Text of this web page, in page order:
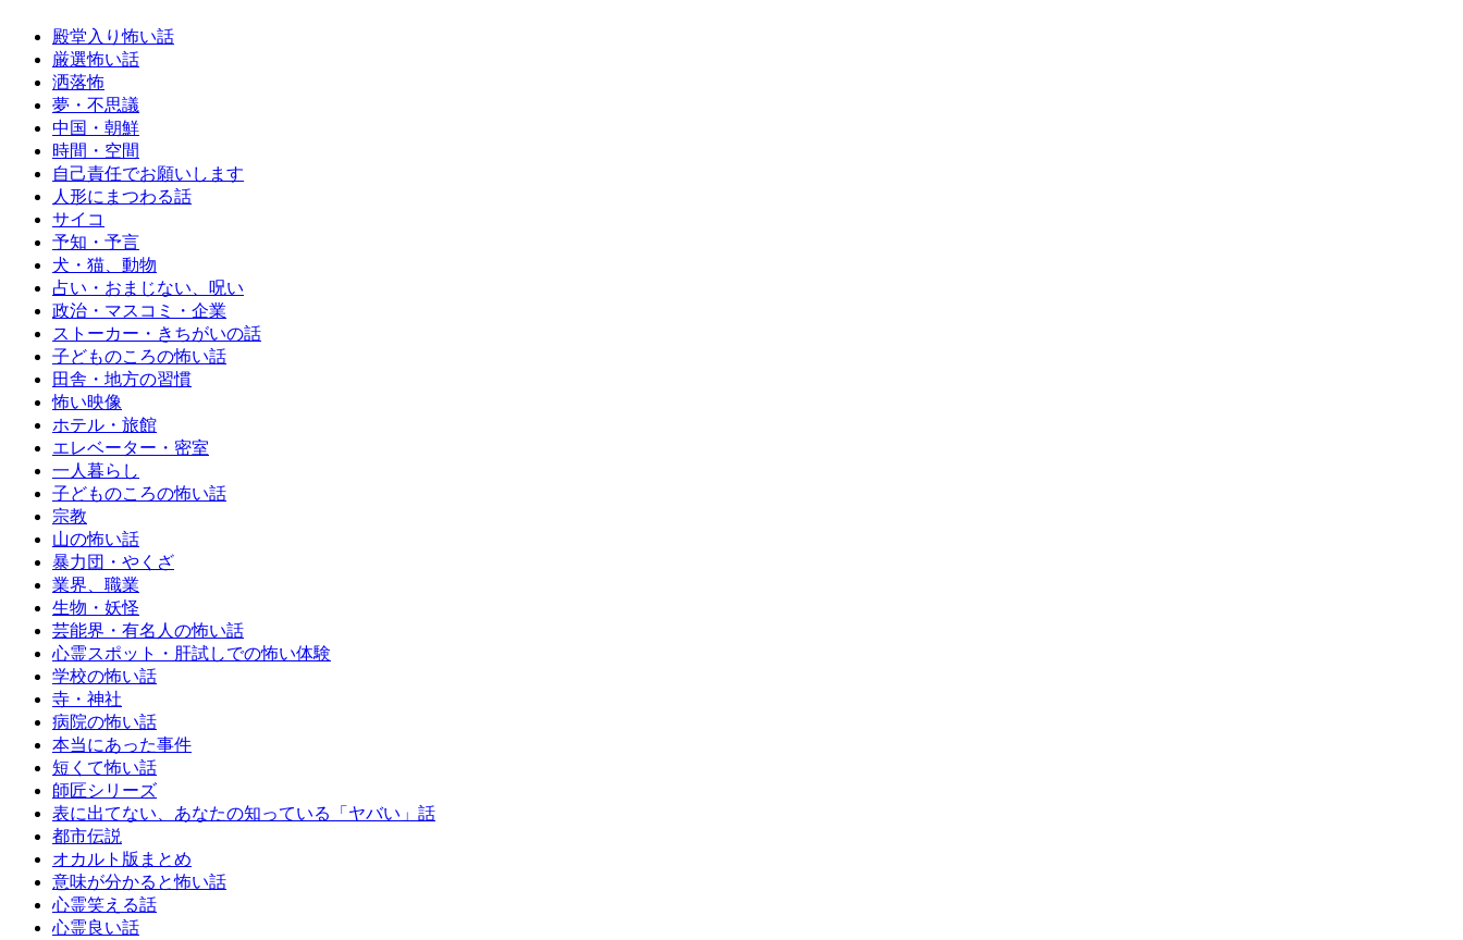
殿堂入り怖い話
厳選怖い話
洒落怖
夢・不思議
中国・朝鮮
時間・空間
自己責任でお願いします
人形にまつわる話
サイコ
予知・予言
犬・猫、動物
占い・おまじない、呪い
政治・マスコミ・企業
ストーカー・きちがいの話
子どものころの怖い話
田舎・地方の習慣
怖い映像
ホテル・旅館
エレベーター・密室
一人暮らし
子どものころの怖い話
宗教
山の怖い話
暴力団・やくざ
業界、職業
生物・妖怪
芸能界・有名人の怖い話
心霊スポット・肝試しでの怖い体験
学校の怖い話
寺・神社
病院の怖い話
本当にあった事件
短くて怖い話
師匠シリーズ
表に出てない、あなたの知っている「ヤバい」話
都市伝説
オカルト版まとめ
意味が分かると怖い話
心霊笑える話
心霊良い話